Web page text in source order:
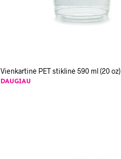
Vienkartinė PET stiklinė 590 ml (20 oz)
DAUGIAU